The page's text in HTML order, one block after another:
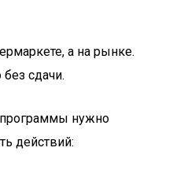
а на рынке.
сдачи.
нужно
действий: